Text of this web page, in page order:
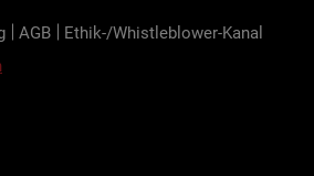
AGB
Ethik-/Whistleblower-Kanal